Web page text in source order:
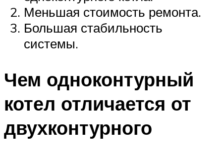
Меньшая стоимость ремонта.
Большая стабильность
системы.
Чем одноконтурный
котел отличается от
двухконтурного